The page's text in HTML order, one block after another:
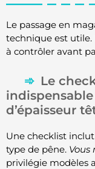
Le passage en
technique est utile.
à contrôler avant
Le
d’épaisseur
Une checklist
type de pêne. Vous
privilégie modèles